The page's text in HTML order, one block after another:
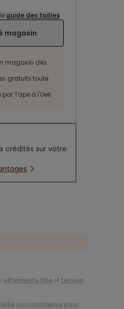
guide des tailles
magasin
magasin dès
gratuits toute
Tape à l'Oeil
crédités sur votre
vêtements fille et tenues
aux manteaux pour